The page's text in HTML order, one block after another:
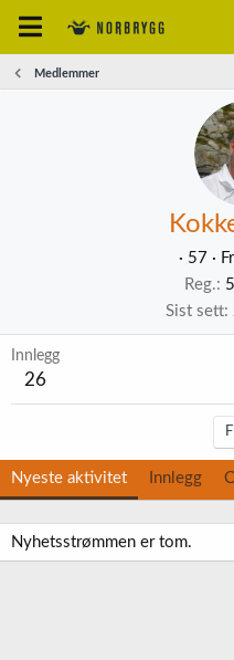
Medlemmer
· 57 ·
Reg.
Sist sett
Innlegg
26
Nyeste aktivitet Innlegg
Nyhetsstrømmen er tom.